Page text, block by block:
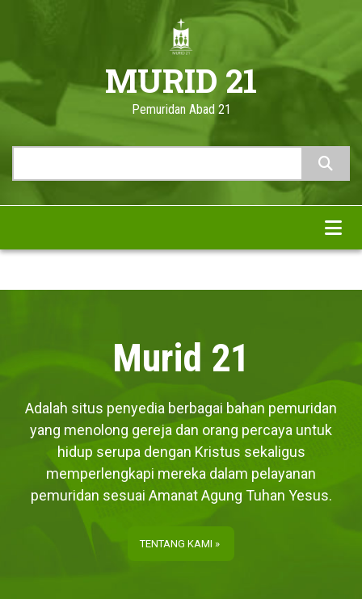
content
MURID 21
Pemuridan Abad 21
Murid 21
Adalah situs penyedia berbagai bahan pemuridan
yang menolong gereja dan orang percaya untuk
hidup serupa dengan Kristus sekaligus
memperlengkapi mereka dalam pelayanan
pemuridan sesuai Amanat Agung Tuhan Yesus.
TENTANG KAMI »